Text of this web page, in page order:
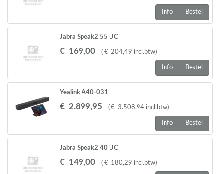
Info Bestel
Jabra Speak2 55 UC
€ 169,00 ( € 204,49 incl.btw)
Info Bestel
Yealink A40-031
€ 2.899,95 ( € 3.508,94 incl.btw)
Info Bestel
Jabra Speak2 40 UC
€ 149,00 ( € 180,29 incl.btw)